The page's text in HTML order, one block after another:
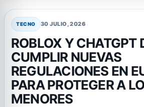
TECNO 30 JULIO, 2026
ROBLOX Y CHATGPT
CUMPLIR NUEVAS
REGULACIONES EN
PARA PROTEGER A
MENORES